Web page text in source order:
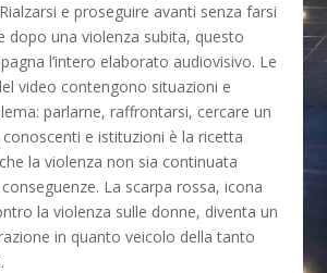
e proseguire avanti senza farsi
dopo una violenza subita, questo
l’intero elaborato audiovisivo. Le
video contengono situazioni e
parlarne, raffrontarsi, cercare un
e istituzioni è la ricetta
la violenza non sia continuata
La scarpa rossa, icona
la violenza sulle donne, diventa un
in quanto veicolo della tanto